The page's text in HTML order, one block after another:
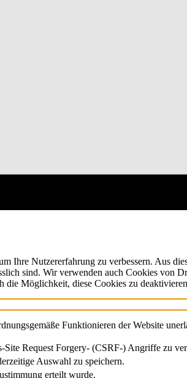
Ihre Nutzererfahrung zu verbessern. Aus
sind. Wir verwenden auch Cookies von
die Möglichkeit, diese Cookies zu
Funktionieren der Website
Site Request Forgery- (CSRF-) Angriffe zu
Auswahl zu speichern.
erteilt wurde.